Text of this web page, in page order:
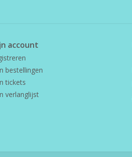
account
bestellingen
tickets
verlanglijst